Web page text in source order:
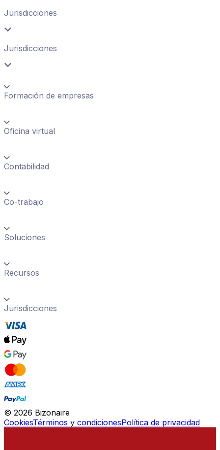
Jurisdicciones
Jurisdicciones
Formación de empresas
Oficina virtual
Contabilidad
Co-trabajo
Soluciones
Recursos
Jurisdicciones
© 2026 Bizonaire
CookiesTérminos y condicionesPolítica de privacidad